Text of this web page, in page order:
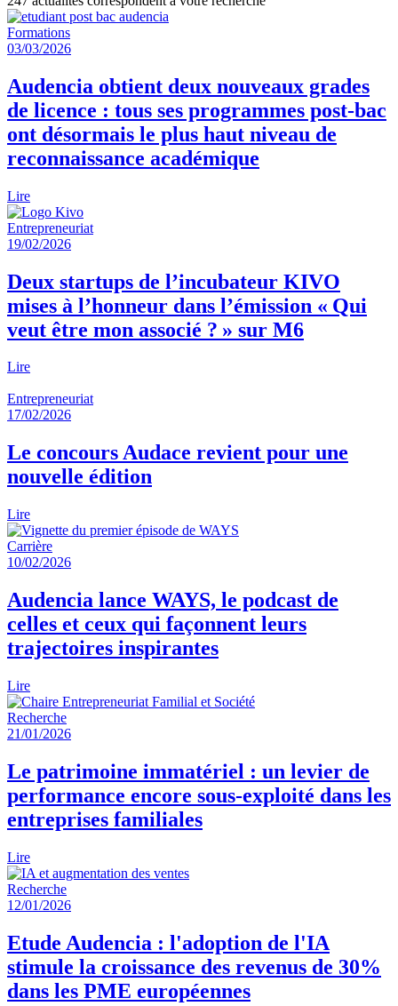
Formations
03/03/2026
Audencia obtient deux nouveaux grades
de licence : tous ses programmes post-bac
ont désormais le plus haut niveau de
reconnaissance académique
Lire
Entrepreneuriat
19/02/2026
Deux startups de l’incubateur KIVO
mises à l’honneur dans l’émission « Qui
veut être mon associé ? » sur M6
Lire
Entrepreneuriat
17/02/2026
Le concours Audace revient pour une
nouvelle édition
Lire
Carrière
10/02/2026
Audencia lance WAYS, le podcast de
celles et ceux qui façonnent leurs
trajectoires inspirantes
Lire
Recherche
21/01/2026
Le patrimoine immatériel : un levier de
performance encore sous-exploité dans les
entreprises familiales
Lire
Recherche
12/01/2026
Etude Audencia : l'adoption de l'IA
stimule la croissance des revenus de 30%
dans les PME européennes